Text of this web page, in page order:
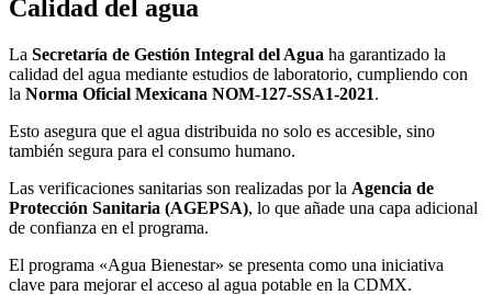
Calidad del agua
La Secretaría de Gestión Integral del Agua ha garantizado la
calidad del agua mediante estudios de laboratorio, cumpliendo con
la Norma Oficial Mexicana NOM-127-SSA1-2021.
Esto asegura que el agua distribuida no solo es accesible, sino
también segura para el consumo humano.
Las verificaciones sanitarias son realizadas por la Agencia de
Protección Sanitaria (AGEPSA), lo que añade una capa adicional
de confianza en el programa.
El programa «Agua Bienestar» se presenta como una iniciativa
clave para mejorar el acceso al agua potable en la CDMX.